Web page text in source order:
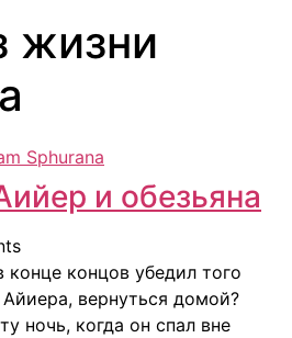
жизни
и обезьяна
конце концов убедил того
вернуться домой?
ночь, когда он спал вне